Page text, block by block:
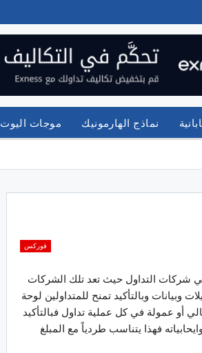
نماذج الهارمونيك موجات اليوت
فوركس
عي شركات التداول حيث تعد تلك الشركات
وبيانات وبالتأكيد تمنح للمتداولين لوحة
أو عمولة في كل عملية تداول فبالتأكيد
فهذا يتناسب طردياً مع المبلغ